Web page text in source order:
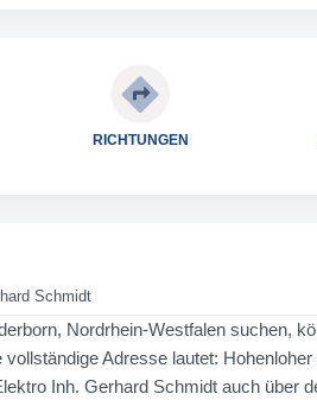
RICHTUNGEN
Schmidt
Nordrhein-Westfalen suchen,
vollständige Adresse lautet:
Inh. Gerhard Schmidt auch über